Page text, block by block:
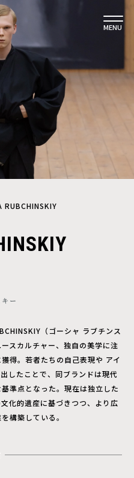
MENU
RUBCHINSKIY
ー
（ゴーシャ ラブチンス
スカルチャー、独自の美学に注
得。若者たちの自己表現や アイ
したことで、同ブランドは現代
準点となった。現在は独立した
化的遺産に基づきつつ、より広
構築している。